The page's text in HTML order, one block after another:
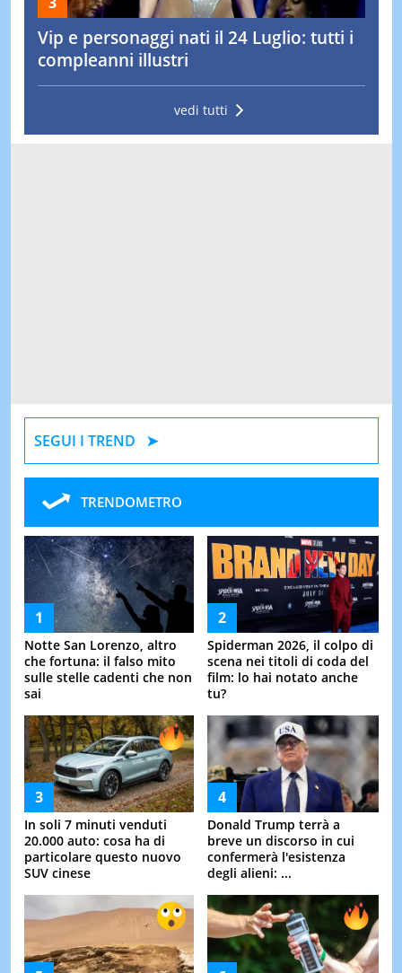
Vip e personaggi nati il 24 Luglio: tutti i
compleanni illustri
vedi tutti
SEGUI I TREND
TRENDOMETRO
Notte San Lorenzo, altro
che fortuna: il falso mito
sulle stelle cadenti che non
sai
Spiderman 2026, il colpo di
scena nei titoli di coda del
film: lo hai notato anche
tu?
In soli 7 minuti venduti
20.000 auto: cosa ha di
particolare questo nuovo
SUV cinese
Donald Trump terrà a
breve un discorso in cui
confermerà l'esistenza
degli alieni: ...